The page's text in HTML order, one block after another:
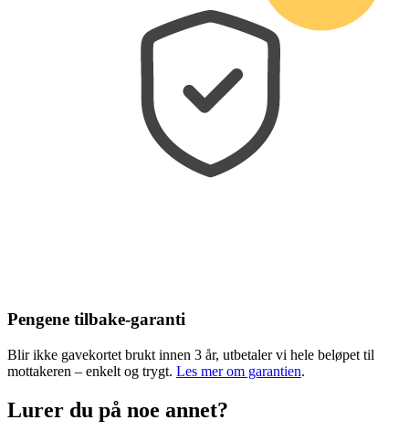
Pengene tilbake-garanti
Blir ikke gavekortet brukt innen 3 år, utbetaler vi hele beløpet til
mottakeren – enkelt og trygt. Les mer om garantien.
Lurer du på noe annet?